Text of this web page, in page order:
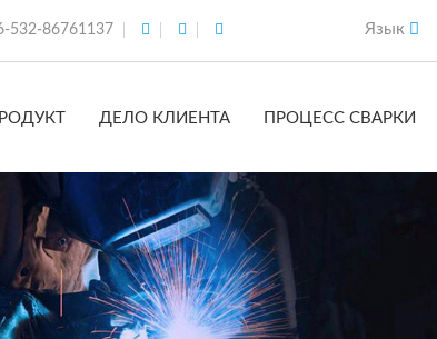
532-86761137 Язык
ДЕЛО КЛИЕНТА ПРОЦЕСС СВАРКИ